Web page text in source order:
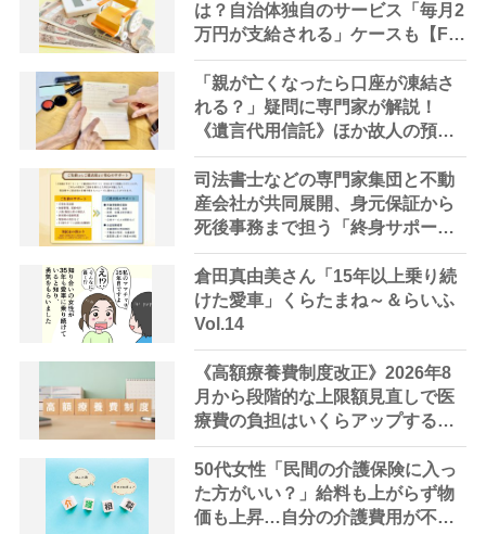
は？自治体独自のサービス「毎月2
万円が支給される」ケースも【FP
解説】
「親が亡くなったら口座が凍結さ
れる？」疑問に専門家が解説！
《遺言代用信託》ほか故人の預金
を引き出す方法やサービス
司法書士などの専門家集団と不動
産会社が共同展開、身元保証から
死後事務まで担う「終身サポー
ト」の提供を開始
倉田真由美さん「15年以上乗り続
けた愛車」くらたまね～＆らいふ
Vol.14
《高額療養費制度改正》2026年8
月から段階的な上限額見直しで医
療費の負担はいくらアップする？
高齢者への影響は？【FP解説】
50代女性「民間の介護保険に入っ
た方がいい？」給料も上がらず物
価も上昇…自分の介護費用が不安